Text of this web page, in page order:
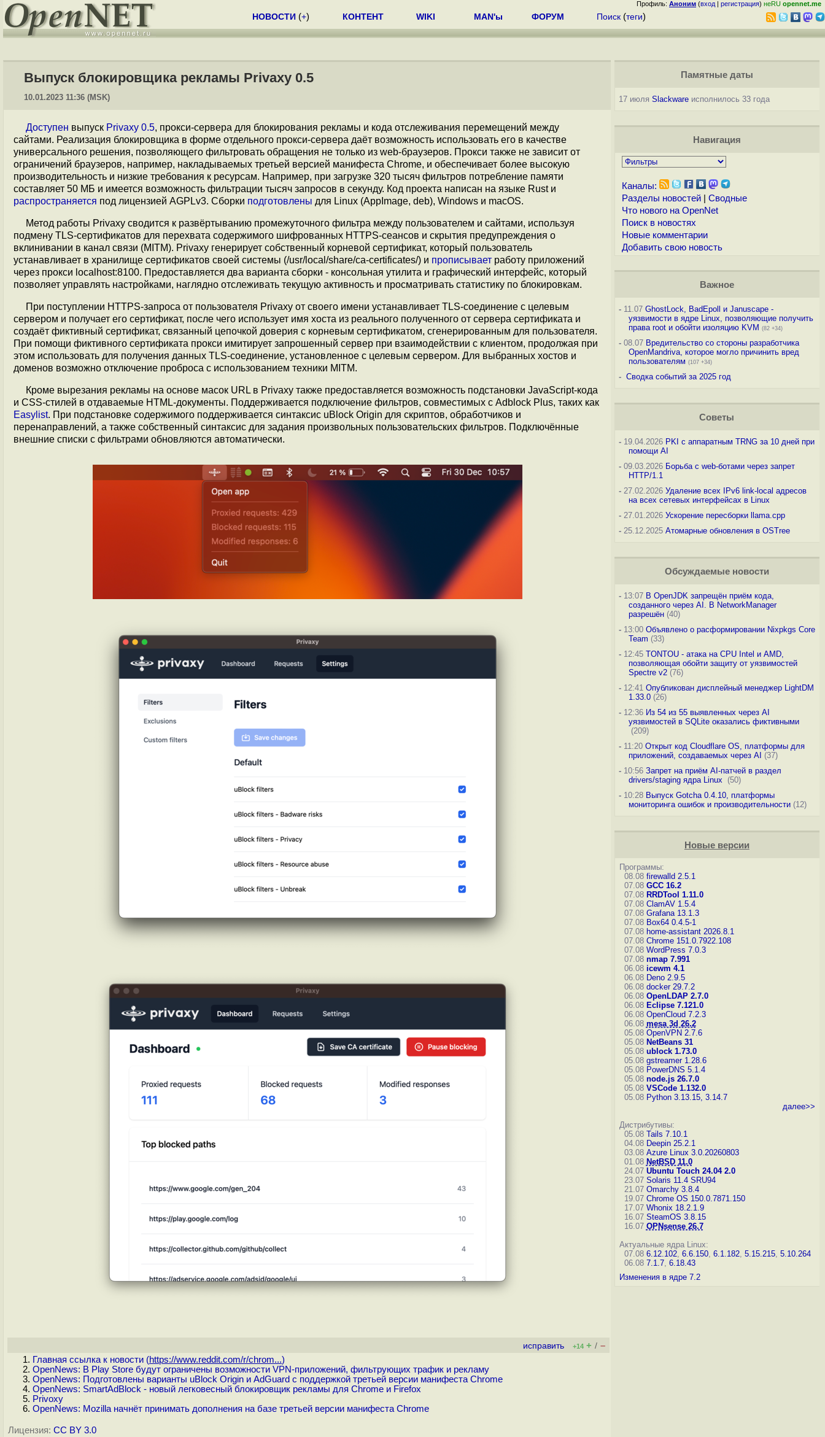
Профиль: Аноним (вход | регистрация) неRU opennet.me
НОВОСТИ (+) КОНТЕНТ WIKI MAN'ы ФОРУМ Поиск (теги)
Выпуск блокировщика рекламы Privaxy 0.5
10.01.2023 11:36 (MSK)
Доступен выпуск Privaxy 0.5, прокси-сервера для блокирования рекламы и кода отслеживания перемещений между
сайтами. Реализация блокировщика в форме отдельного прокси-сервера даёт возможность использовать его в качестве
универсального решения, позволяющего фильтровать обращения не только из web-браузеров. Прокси также не зависит от
ограничений браузеров, например, накладываемых третьей версией манифеста Chrome, и обеспечивает более высокую
производительность и низкие требования к ресурсам. Например, при загрузке 320 тысяч фильтров потребление памяти
составляет 50 МБ и имеется возможность фильтрации тысяч запросов в секунду. Код проекта написан на языке Rust и
распространяется под лицензией AGPLv3. Сборки подготовлены для Linux (AppImage, deb), Windows и macOS.
Метод работы Privaxy сводится к развёртыванию промежуточного фильтра между пользователем и сайтами, используя
подмену TLS-сертификатов для перехвата содержимого шифрованных HTTPS-сеансов и скрытия предупреждения о
вклинивании в канал связи (MITM). Privaxy генерирует собственный корневой сертификат, который пользователь
устанавливает в хранилище сертификатов своей системы (/usr/local/share/ca-certificates/) и прописывает работу приложений
через прокси localhost:8100. Предоставляется два варианта сборки - консольная утилита и графический интерфейс, который
позволяет управлять настройками, наглядно отслеживать текущую активность и просматривать статистику по блокировкам.
При поступлении HTTPS-запроса от пользователя Privaxy от своего имени устанавливает TLS-соединение с целевым
сервером и получает его сертификат, после чего использует имя хоста из реального полученного от сервера сертификата и
создаёт фиктивный сертификат, связанный цепочкой доверия с корневым сертификатом, сгенерированным для пользователя.
При помощи фиктивного сертификата прокси имитирует запрошенный сервер при взаимодействии с клиентом, продолжая при
этом использовать для получения данных TLS-соединение, установленное с целевым сервером. Для выбранных хостов и
доменов возможно отключение проброса с использованием техники MITM.
Кроме вырезания рекламы на основе масок URL в Privaxy также предоставляется возможность подстановки JavaScript-кода
и CSS-стилей в отдаваемые HTML-документы. Поддерживается подключение фильтров, совместимых с Adblock Plus, таких как
Easylist. При подстановке содержимого поддерживается синтаксис uBlock Origin для скриптов, обработчиков и
перенаправлений, а также собственный синтаксис для задания произвольных пользовательских фильтров. Подключённые
внешние списки с фильтрами обновляются автоматически.
исправить +14 + / –
Главная ссылка к новости (https://www.reddit.com/r/chrom...)
OpenNews: В Play Store будут ограничены возможности VPN-приложений, фильтрующих трафик и рекламу
OpenNews: Подготовлены варианты uBlock Origin и AdGuard с поддержкой третьей версии манифеста Chrome
OpenNews: SmartAdBlock - новый легковесный блокировщик рекламы для Chrome и Firefox
Privoxy
OpenNews: Mozilla начнёт принимать дополнения на базе третьей версии манифеста Chrome
Лицензия: CC BY 3.0
Памятные даты
17 июля Slackwareисполнилось 33 года
Навигация
Каналы:
Разделы новостей| Сводные
Что нового на OpenNet
Поиск в новостях
Новые комментарии
Добавить свою новость
Важное
-11.07 GhostLock, BadEpoll и Januscape -
уязвимости в ядре Linux, позволяющие получить
права root и обойти изоляцию KVM (82 +34)
-08.07 Вредительство со стороны разработчика
OpenMandriva, которое могло причинить вред
пользователям (107 +34)
- Сводка событий за 2025 год
Советы
-19.04.2026 PKI с аппаратным TRNG за 10 дней при
помощи AI
-09.03.2026 Борьба с web-ботами через запрет
HTTP/1.1
-27.02.2026 Удаление всех IPv6 link-local адресов
на всех сетевых интерфейсах в Linux
-27.01.2026 Ускорение пересборки llama.cpp
-25.12.2025 Атомарные обновления в OSTree
Обсуждаемые новости
-13:07 В OpenJDK запрещён приём кода,
созданного через AI. В NetworkManager
разрешён(40)
-13:00 Объявлено о расформировании Nixpkgs Core
Team (33)
-12:45 TONTOU - атака на CPU Intel и AMD,
позволяющая обойти защиту от уязвимостей
Spectre v2(76)
-12:41 Опубликован дисплейный менеджер LightDM
1.33.0(26)
-12:36 Из 54 из 55 выявленных через AI
уязвимостей в SQLite оказались фиктивными
(209)
-11:20 Открыт код Cloudflare OS, платформы для
приложений, создаваемых через AI (37)
-10:56 Запрет на приём AI-патчей в раздел
drivers/staging ядра Linux
(50)
-10:28 Выпуск Gotcha 0.4.10, платформы
мониторинга ошибок и производительности(12)
Новые версии
Программы:
08.08 firewalld 2.5.1
07.08 GCC 16.2
07.08 RRDTool 1.11.0
07.08 ClamAV 1.5.4
07.08 Grafana 13.1.3
07.08 Box64 0.4.5-1
07.08 home-assistant 2026.8.1
07.08 Chrome 151.0.7922.108
07.08 WordPress 7.0.3
07.08 nmap 7.991
06.08 icewm 4.1
06.08 Deno 2.9.5
06.08 docker 29.7.2
06.08 OpenLDAP 2.7.0
06.08 Eclipse 7.121.0
06.08 OpenCloud 7.2.3
06.08 mesa 3d 26.2
05.08 OpenVPN 2.7.6
05.08 NetBeans 31
05.08 ublock 1.73.0
05.08 gstreamer 1.28.6
05.08 PowerDNS 5.1.4
05.08 node.js 26.7.0
05.08 VSCode 1.132.0
05.08 Python 3.13.15, 3.14.7
далее>>
Дистрибутивы:
05.08 Tails 7.10.1
04.08 Deepin 25.2.1
03.08 Azure Linux 3.0.20260803
01.08 NetBSD 11.0
24.07 Ubuntu Touch 24.04 2.0
23.07 Solaris 11.4 SRU94
21.07 Omarchy 3.8.4
19.07 Chrome OS 150.0.7871.150
17.07 Whonix 18.2.1.9
16.07 SteamOS 3.8.15
16.07 OPNsense 26.7
Актуальные ядра Linux:
07.08 6.12.102, 6.6.150, 6.1.182, 5.15.215, 5.10.264
06.08 7.1.7, 6.18.43
Изменения в ядре 7.2